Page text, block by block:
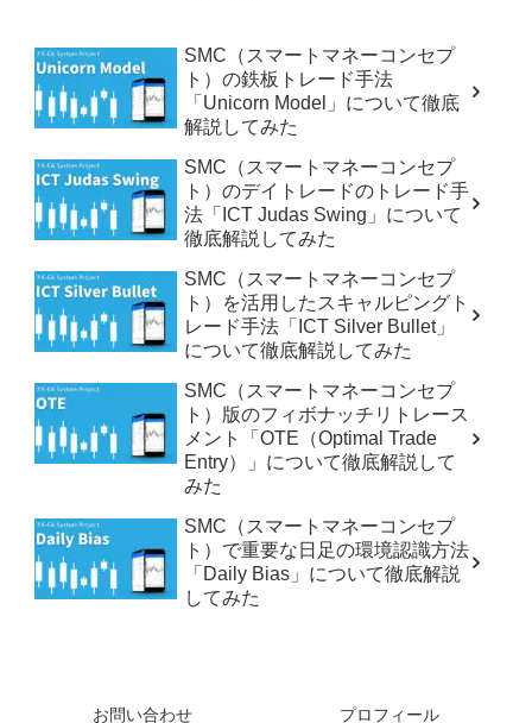
SMC（スマートマネーコンセプ
ト）の鉄板トレード手法
「Unicorn Model」について徹底
解説してみた
SMC（スマートマネーコンセプ
ト）のデイトレードのトレード手
法「ICT Judas Swing」について
徹底解説してみた
SMC（スマートマネーコンセプ
ト）を活用したスキャルピングト
レード手法「ICT Silver Bullet」
について徹底解説してみた
SMC（スマートマネーコンセプ
ト）版のフィボナッチリトレース
メント「OTE（Optimal Trade
Entry）」について徹底解説して
みた
SMC（スマートマネーコンセプ
ト）で重要な日足の環境認識方法
「Daily Bias」について徹底解説
してみた
お問い合わせ プロフィール